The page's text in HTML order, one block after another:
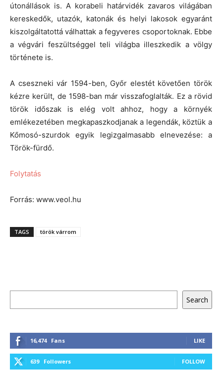
útonállások is. A korabeli határvidék zavaros világában
kereskedők, utazók, katonák és helyi lakosok egyaránt
kiszolgáltatottá válhattak a fegyveres csoportoknak. Ebbe
a végvári feszültséggel teli világba illeszkedik a völgy
története is.
A cseszneki vár 1594-ben, Győr elestét követően török
kézre került, de 1598-ban már visszafoglalták. Ez a rövid
török időszak is elég volt ahhoz, hogy a környék
emlékezetében megkapaszkodjanak a legendák, köztük a
Kőmosó-szurdok egyik legizgalmasabb elnevezése: a
Török-fürdő.
Folytatás
Forrás: www.veol.hu
TAGS török várrom
Search
16,474 Fans LIKE
639 Followers FOLLOW